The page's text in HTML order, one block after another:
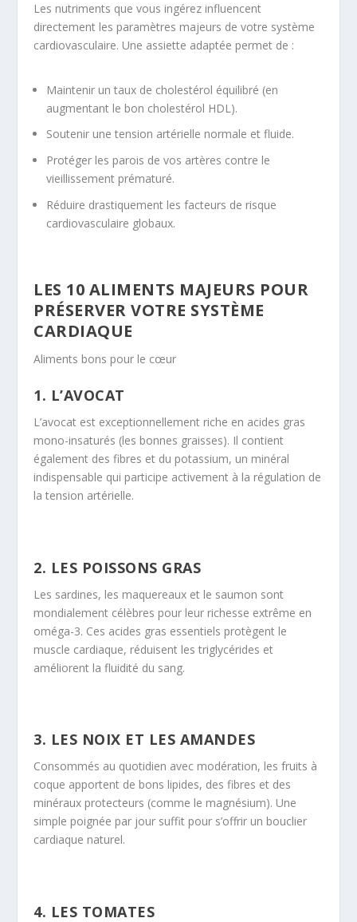
Les nutriments que vous ingérez influencent
directement les paramètres majeurs de votre système
cardiovasculaire. Une assiette adaptée permet de :
Maintenir un taux de cholestérol équilibré (en
augmentant le bon cholestérol HDL).
Soutenir une tension artérielle normale et fluide.
Protéger les parois de vos artères contre le
vieillissement prématuré.
Réduire drastiquement les facteurs de risque
cardiovasculaire globaux.
LES 10 ALIMENTS MAJEURS POUR
PRÉSERVER VOTRE SYSTÈME
CARDIAQUE
Aliments bons pour le cœur
1. L’AVOCAT
L’avocat est exceptionnellement riche en acides gras
mono-insaturés (les bonnes graisses). Il contient
également des fibres et du potassium, un minéral
indispensable qui participe activement à la régulation de
la tension artérielle.
2. LES POISSONS GRAS
Les sardines, les maquereaux et le saumon sont
mondialement célèbres pour leur richesse extrême en
oméga-3. Ces acides gras essentiels protègent le
muscle cardiaque, réduisent les triglycérides et
améliorent la fluidité du sang.
3. LES NOIX ET LES AMANDES
Consommés au quotidien avec modération, les fruits à
coque apportent de bons lipides, des fibres et des
minéraux protecteurs (comme le magnésium). Une
simple poignée par jour suffit pour s’offrir un bouclier
cardiaque naturel.
4. LES TOMATES